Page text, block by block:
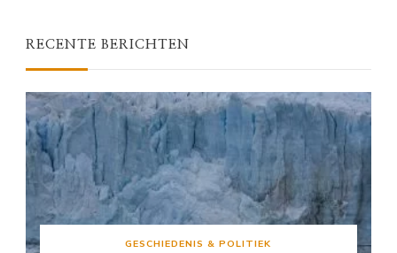
RECENTE BERICHTEN
GESCHIEDENIS & POLITIEK